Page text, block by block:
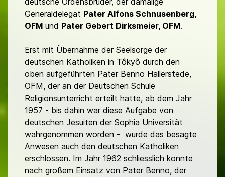
Generaldelegat Pater Alfons Schnusenberg,
OFM und Pater Gebert Dirksmeier, OFM.
Erst mit Übernahme der Seelsorge der
deutschen Katholiken in Tôkyô durch den
oben aufgeführten Pater Benno Hallerstede,
OFM, der an der Deutschen Schule
Religionsunterricht erteilt hatte, ab dem Jahr
1957 - bis dahin war diese Aufgabe von
deutschen Jesuiten der Sophia Universität
wahrgenommen worden - wurde das besagte
Anwesen auch den deutschen Katholiken
erschlossen. Im Jahr 1962 schliesslich konnte
nach großem Einsatz von Pater Benno, der